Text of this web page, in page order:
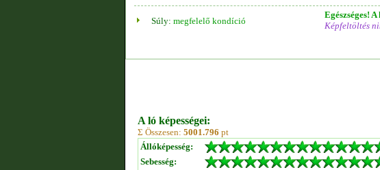
Súly: megfelelő kondíció
Egészséges!
Képfeltöltés
A ló képességei:
Σ Összesen: 5001.796 pt
Állóképesség:
Sebesség: